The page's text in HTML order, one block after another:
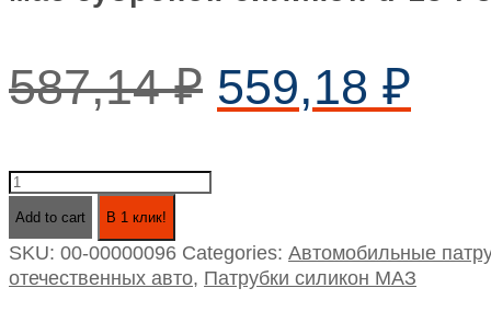
587,14₽ 559,18 ₽
4370-
радиатора
соединительный
Add to cart В 1 клик!
SKU: 00-00000096 Categories: Автомобильные
отечественных авто, Патрубки силикон МАЗ